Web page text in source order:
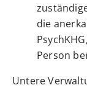
die
Person
Untere